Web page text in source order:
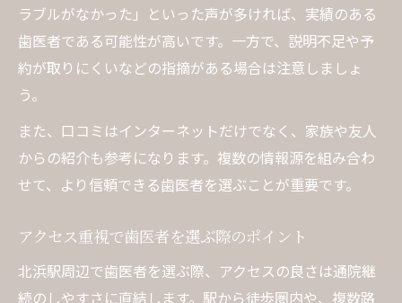
ラブルがなかった」といった声が多ければ、実績のある
歯医者である可能性が高いです。一方で、説明不足や予
約が取りにくいなどの指摘がある場合は注意しましょ
う。
また、口コミはインターネットだけでなく、家族や友人
からの紹介も参考になります。複数の情報源を組み合わ
せて、より信頼できる歯医者を選ぶことが重要です。
アクセス重視で歯医者を選ぶ際のポイント
北浜駅周辺で歯医者を選ぶ際、アクセスの良さは通院継
続のしやすさに直結します。駅から徒歩圏内や、複数路